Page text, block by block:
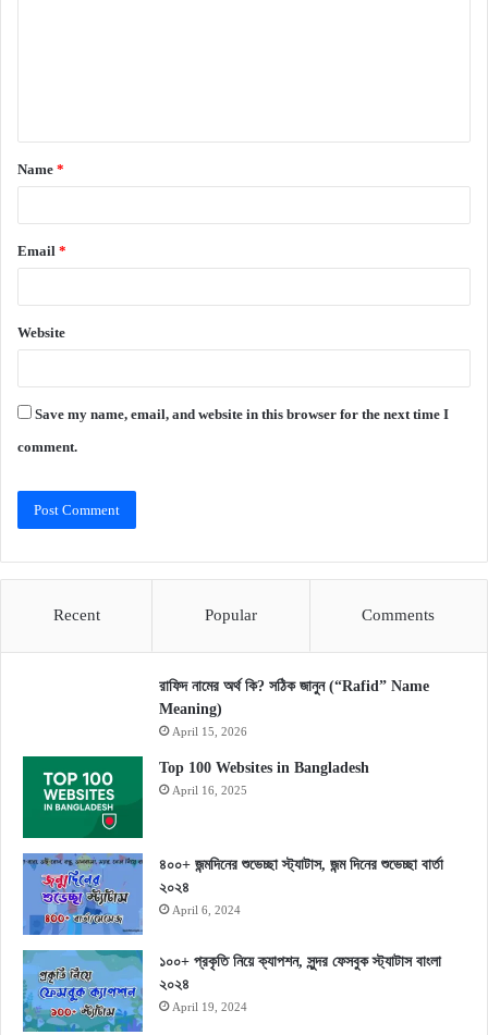
t
*
Name *
Email *
Website
Save my name, email, and website in this browser for the next time I
comment.
Recent Popular Comments
রাফিদ নামের অর্থ কি? সঠিক জানুন (“Rafid” Name
Meaning)
April 15, 2026
Top 100 Websites in Bangladesh
April 16, 2025
৪০০+ জন্মদিনের শুভেচ্ছা স্ট্যাটাস, জন্ম দিনের শুভেচ্ছা বার্তা
২০২৪
April 6, 2024
১০০+ প্রকৃতি নিয়ে ক্যাপশন, সুন্দর ফেসবুক স্ট্যাটাস বাংলা
২০২৪
April 19, 2024